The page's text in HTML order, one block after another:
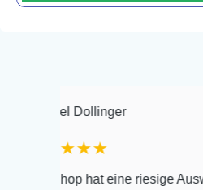
hat eine riesige Auswahl